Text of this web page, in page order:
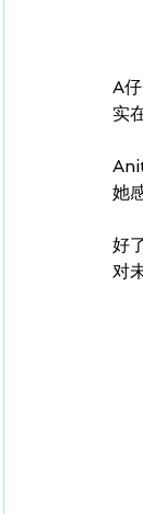
A
实
她
好
对